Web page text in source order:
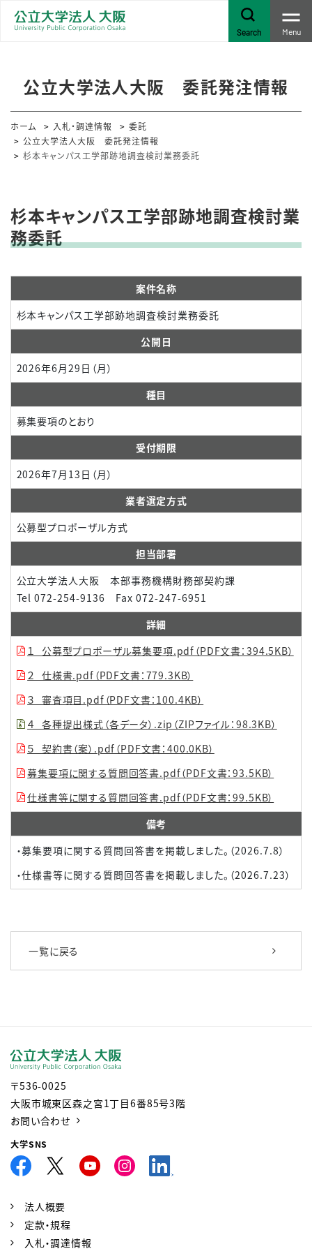
Search Menu
公立大学法人大阪 委託発注情報
ホーム 入札・調達情報
委託
公立大学法人大阪 委託発注情報
杉本キャンパス工学部跡地調査検討業務委託
杉本キャンパス工学部跡地調査検討業
務委託
案件名称
杉本キャンパス工学部跡地調査検討業務委託
公開日
2026年6月29日（月）
種目
募集要項のとおり
受付期限
2026年7月13日（月）
業者選定方式
公募型プロポーザル方式
担当部署
公立大学法人大阪 本部事務機構財務部契約課
Tel 072-254-9136 Fax 072-247-6951
詳細
１_公募型プロポーザル募集要項.pdf（PDF文書：394.5KB）
２_仕様書.pdf（PDF文書：779.3KB）
３_審査項目.pdf（PDF文書：100.4KB）
４_各種提出様式（各データ）.zip（ZIPファイル：98.3KB）
５_契約書（案）.pdf（PDF文書：400.0KB）
募集要項に関する質問回答書.pdf（PDF文書：93.5KB）
仕様書等に関する質問回答書.pdf（PDF文書：99.5KB）
備考
・募集要項に関する質問回答書を掲載しました。（2026.7.8）
・仕様書等に関する質問回答書を掲載しました。（2026.7.23）
一覧に戻る
〒536-0025
大阪市城東区森之宮1丁目6番85号3階
お問い合わせ
大学SNS
法人概要
定款・規程
入札・調達情報